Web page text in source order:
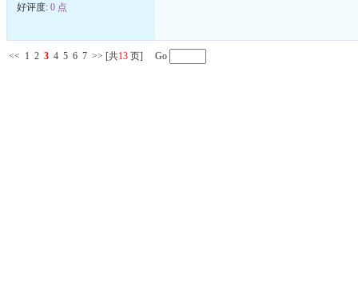
好评度: 0 点
<< 1 2 3 4 5 6 7 >> [共13 页] Go